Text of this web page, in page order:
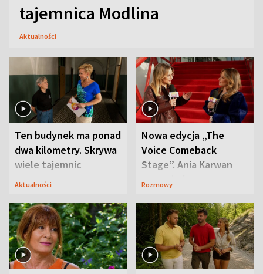
tajemnica Modlina
Aktualności
Ten budynek ma ponad
dwa kilometry. Skrywa
wiele tajemnic
Aktualności
Nowa edycja „The
Voice Comeback
Stage”. Ania Karwan
zapowiada
Rozmowy